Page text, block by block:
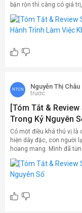
bận rộn thì càng có giá
NTCN Nguyễn Thị Châu
trước
[Tóm Tắt & Review
Trong Kỷ Nguyên
Có một điều khá thú vị
hiện dày đặc, con người
hoang mang. Mình đã